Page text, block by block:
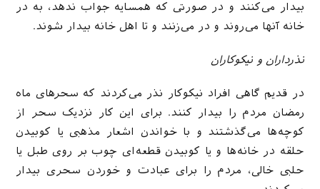
بیدار می‌کنند و در صورتی که همسایه جواب ندهد، به در
خانه آنها می‌روند و در می‌زنند و تا اهل خانه بیدار شوند.
نذرداران و نیکوکاران
در قدیم گاهی افراد نیکوکار نذر می‌کردند که سحرهای ماه
رمضان مردم را بیدار کنند. برای این کار نزدیک سحر از
کوچه‌ها می‌گذشتند و با خواندن اشعار مذهبی یا کوبیدن
حلقه در خانه‌ها و یا کوبیدن قطعه‌ای چوب بر روی طبل یا
حلبی خالی، مردم را برای عبادت و خوردن سحری بیدار